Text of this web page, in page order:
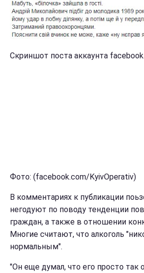
Скриншот поста аккаунта
Фото: (facebook.com/KyivOperativ)
В комментариях к публикации
негодуют по поводу тенденции
граждан, а также в отношении
Многие считают, что алкоголь
нормальным".
"Он еще думал, что его просто так